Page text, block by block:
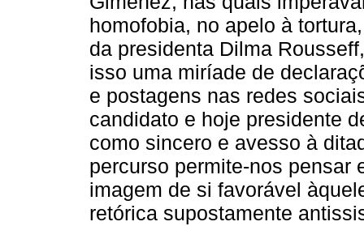
homofobia, no apelo à
da presidenta Dilma
isso uma miríade de
e postagens nas redes
candidato e hoje presidente
como sincero e avesso à
percurso permite-nos pensar
imagem de si favorável
retórica supostamente